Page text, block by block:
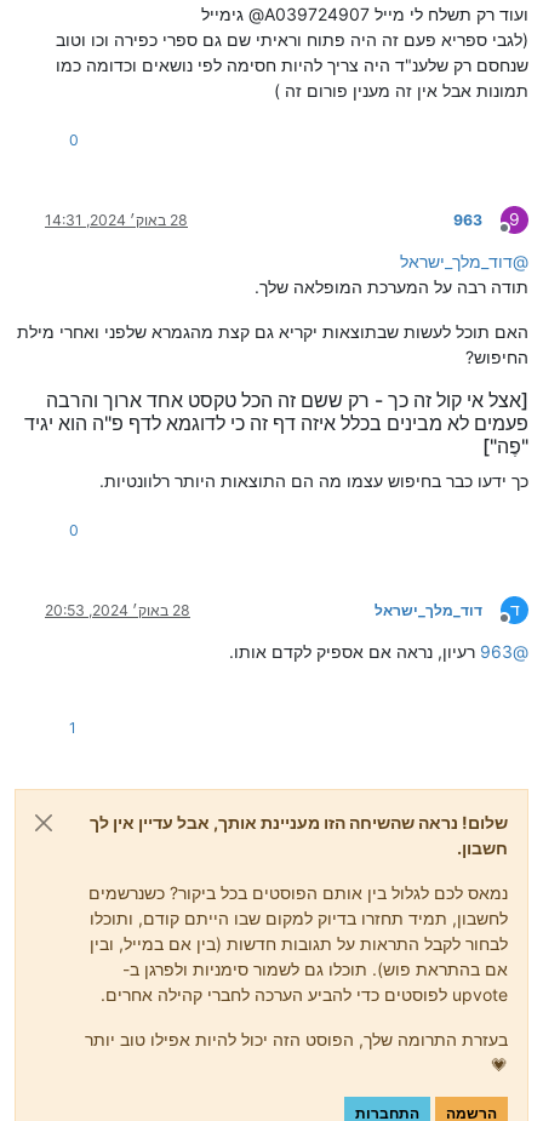
ועוד רק תשלח לי מייל A039724907@ גימייל
(לגבי ספריא פעם זה היה פתוח וראיתי שם גם ספרי כפירה וכו וטוב
שנחסם רק שלענ"ד היה צריך להיות חסימה לפי נושאים וכדומה כמו
תמונות אבל אין זה מענין פורום זה )
0
9
מנותק
963 28 באוק׳ 2024, 14:31
@דוד_מלך_ישראל
תודה רבה על המערכת המופלאה שלך.
האם תוכל לעשות שבתוצאות יקריא גם קצת מהגמרא שלפני ואחרי מילת
החיפוש?
[אצל אי קול זה כך - רק ששם זה הכל טקסט אחד ארוך והרבה
פעמים לא מבינים בכלל איזה דף זה כי לדוגמא לדף פ"ה הוא יגיד
"פֶה"]
כך ידעו כבר בחיפוש עצמו מה הם התוצאות היותר רלוונטיות.
0
ד
מנותק
דוד_מלך_ישראל 28 באוק׳ 2024, 20:53
@
963 רעיון, נראה אם אספיק לקדם אותו.
1
שלום! נראה שהשיחה הזו מעניינת אותך, אבל עדיין אין לך
חשבון.
נמאס לכם לגלול בין אותם הפוסטים בכל ביקור? כשנרשמים
לחשבון, תמיד תחזרו בדיוק למקום שבו הייתם קודם, ותוכלו
לבחור לקבל התראות על תגובות חדשות (בין אם במייל, ובין
אם בהתראת פוש). תוכלו גם לשמור סימניות ולפרגן ב-
upvote לפוסטים כדי להביע הערכה לחברי קהילה אחרים.
בעזרת התרומה שלך, הפוסט הזה יכול להיות אפילו טוב יותר
💗
הרשמה התחברות